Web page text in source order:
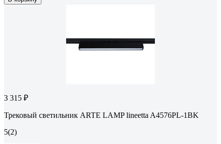
3 315 ₽
Трековый светильник ARTE LAMP lineetta A4576PL-1BK
5(2)